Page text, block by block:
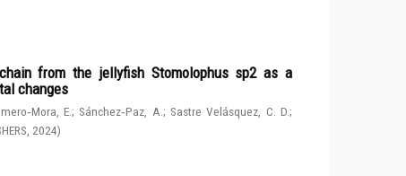
from the jellyfish Stomolophus sp2 as a
changes
E.; Sánchez‑Paz, A. ; Sastre Velásquez, C. D.;
2024)